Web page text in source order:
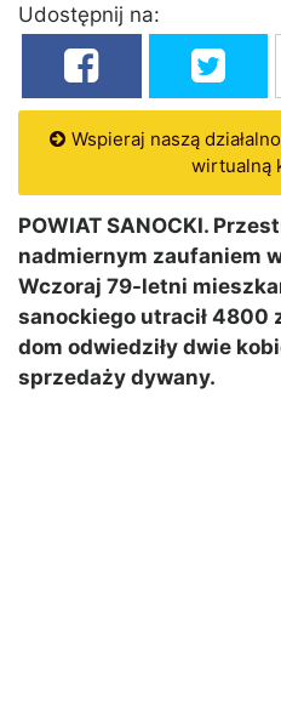
Udostępnij na:
Wspieraj naszą
wirtualną
POWIAT SANOCKI.
nadmiernym zaufaniem
Wczoraj 79-letni
sanockiego utracił 4800
dom odwiedziły dwie
sprzedaży dywany.